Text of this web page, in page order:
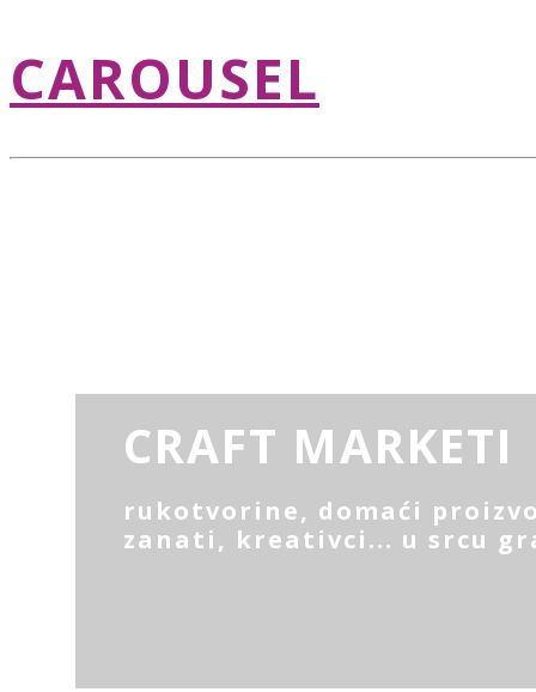
CAROUSEL
CRAFT MARKETI
rukotvorine, domaći
zanati, kreativci... u srcu